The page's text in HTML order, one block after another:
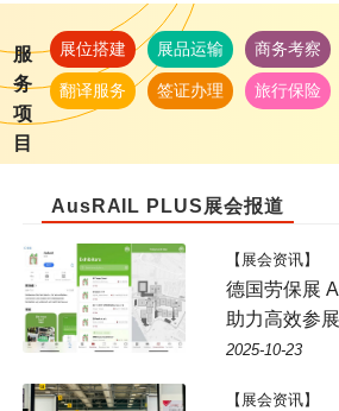
服
务
项
目
展位搭建 展品运输 商务考察
翻译服务 签证办理 旅行保险
AusRAIL PLUS展会报道
【展会资讯】
德国劳保展
助力高效参展
2025-10-23
【展会资讯】